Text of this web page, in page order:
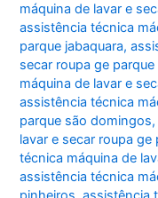
máquina de lavar e
assistência técnica
parque jabaquara,
secar roupa ge
máquina de lavar e
assistência técnica
parque são domingos
lavar e secar roupa ge
técnica máquina de
assistência técnica